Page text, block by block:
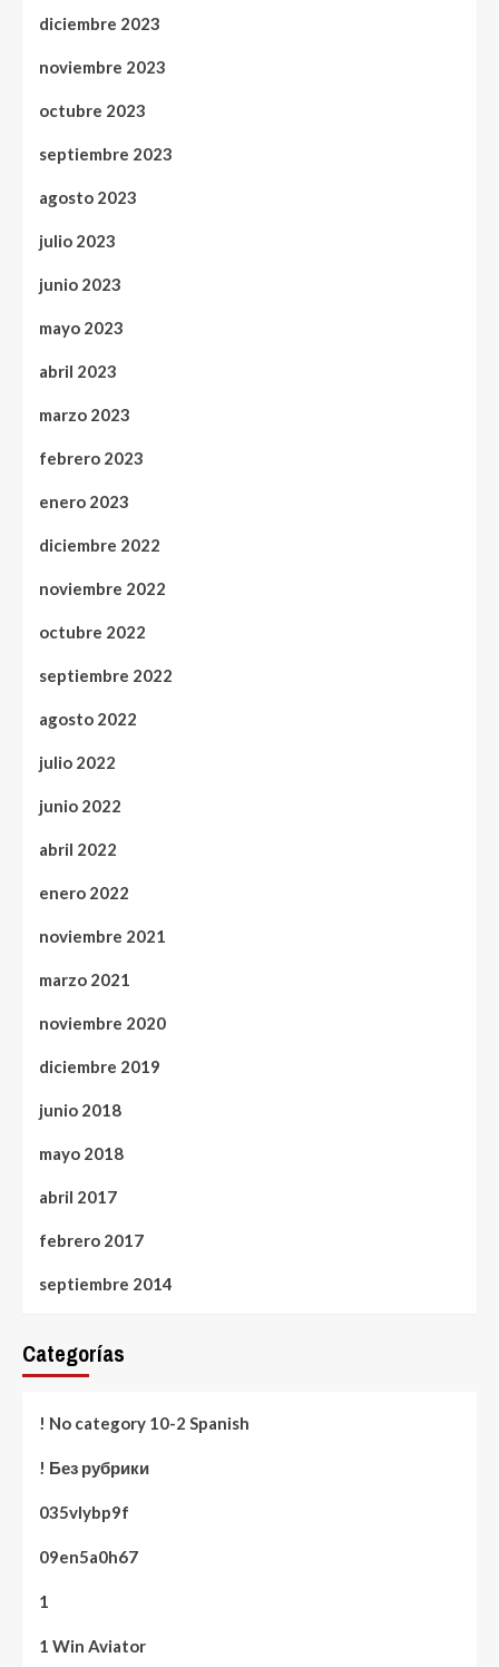
diciembre 2023
noviembre 2023
octubre 2023
septiembre 2023
agosto 2023
julio 2023
junio 2023
mayo 2023
abril 2023
marzo 2023
febrero 2023
enero 2023
diciembre 2022
noviembre 2022
octubre 2022
septiembre 2022
agosto 2022
julio 2022
junio 2022
abril 2022
enero 2022
noviembre 2021
marzo 2021
noviembre 2020
diciembre 2019
junio 2018
mayo 2018
abril 2017
febrero 2017
septiembre 2014
Categorías
! No category 10-2 Spanish
! Без рубрики
035vlybp9f
09en5a0h67
1
1 Win Aviator